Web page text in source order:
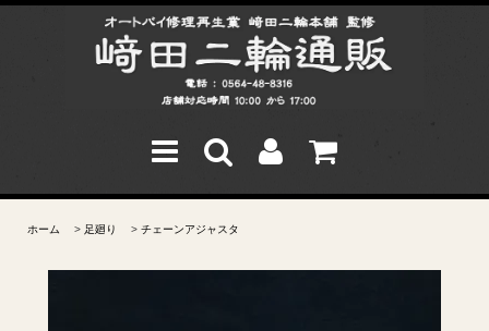
ホーム > 足廻り > チェーンアジャスタ